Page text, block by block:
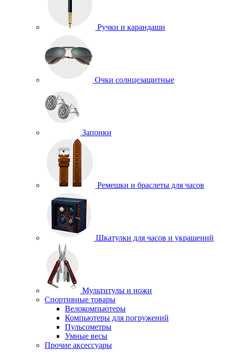
Ручки и карандаши
Очки солнцезащитные
Запонки
Ремешки и браслеты для часов
Шкатулки для часов и украшений
Мультитулы и ножи
Спортивные товары
Велокомпьютеры
Компьютеры для погружений
Пульсометры
Умные весы
Прочие аксессуары